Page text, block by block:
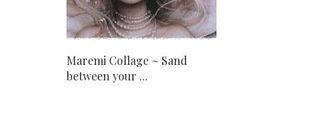
Maremi Collage ~ Sand
between your ...